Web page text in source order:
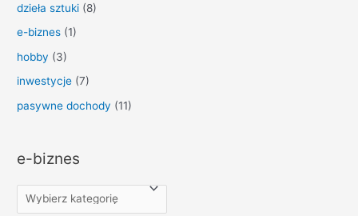
dzieła sztuki (8)
e-biznes (1)
hobby (3)
inwestycje (7)
pasywne dochody (11)
e-biznes